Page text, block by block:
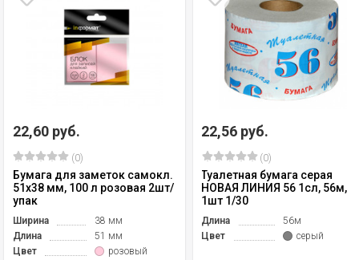
22,60 руб.
(0)
Бумага для заметок самокл.
51х38 мм, 100 л розовая 2шт/
упак
Ширина
38 мм
Длина
51 мм
Цвет
розовый
22,56 руб.
(0)
Туалетная бумага серая
НОВАЯ ЛИНИЯ 56 1сл, 56м,
1шт 1/30
Длина
56м
Цвет
серый